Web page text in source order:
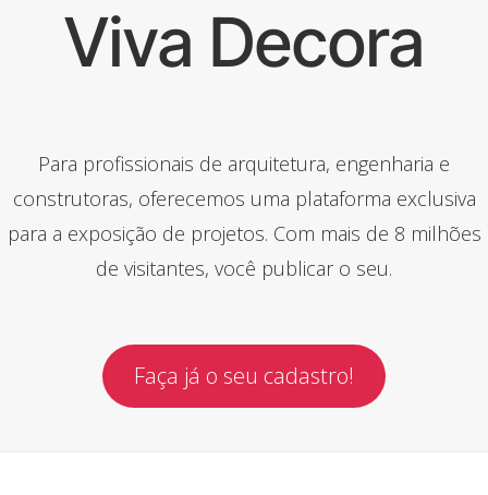
Viva Decora
Para profissionais de arquitetura, engenharia e
construtoras, oferecemos uma plataforma exclusiva
para a exposição de projetos. Com mais de 8 milhões
de visitantes, você publicar o seu.
Faça já o seu cadastro!